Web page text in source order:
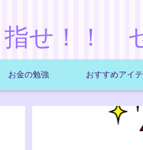
せ！！
お金の勉強 おすすめアイ